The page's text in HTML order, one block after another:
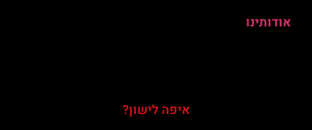
אודותינו
איפה לישון?